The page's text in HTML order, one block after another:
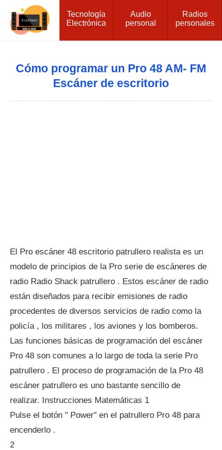
Tecnología
Electrónica
Audio
personal
Radios
personales
Cómo programar un Pro 48 AM- FM
Escáner de escritorio
El Pro escáner 48 escritorio patrullero realista es un
modelo de principios de la Pro serie de escáneres de
radio Radio Shack patrullero . Estos escáner de radio
están diseñados para recibir emisiones de radio
procedentes de diversos servicios de radio como la
policía , los militares , los aviones y los bomberos.
Las funciones básicas de programación del escáner
Pro 48 son comunes a lo largo de toda la serie Pro
patrullero . El proceso de programación de la Pro 48
escáner patrullero es uno bastante sencillo de
realizar. Instrucciones Matemáticas 1
Pulse el botón " Power" en el patrullero Pro 48 para
encenderlo .
2